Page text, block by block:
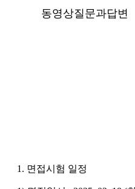
동영상질문과답변
1. 면접시험 일정